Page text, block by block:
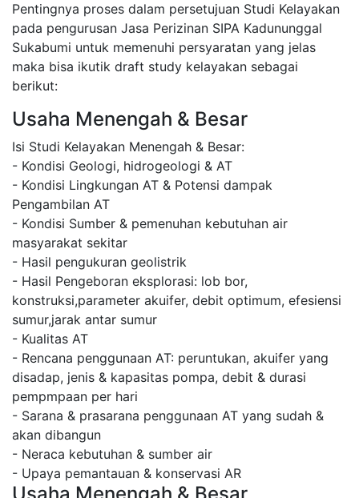
Pentingnya proses dalam persetujuan Studi Kelayakan
pada pengurusan Jasa Perizinan SIPA Kadununggal
Sukabumi untuk memenuhi persyaratan yang jelas
maka bisa ikutik draft study kelayakan sebagai
berikut:
Usaha Menengah & Besar
Isi Studi Kelayakan Menengah & Besar:
- Kondisi Geologi, hidrogeologi & AT
- Kondisi Lingkungan AT & Potensi dampak
Pengambilan AT
- Kondisi Sumber & pemenuhan kebutuhan air
masyarakat sekitar
- Hasil pengukuran geolistrik
- Hasil Pengeboran eksplorasi: lob bor,
konstruksi,parameter akuifer, debit optimum, efesiensi
sumur,jarak antar sumur
- Kualitas AT
- Rencana penggunaan AT: peruntukan, akuifer yang
disadap, jenis & kapasitas pompa, debit & durasi
pempmpaan per hari
- Sarana & prasarana penggunaan AT yang sudah &
akan dibangun
- Neraca kebutuhan & sumber air
- Upaya pemantauan & konservasi AR